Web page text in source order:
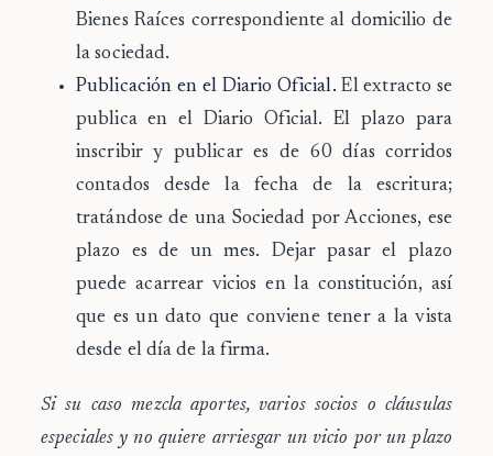
Bienes Raíces correspondiente al domicilio de
la sociedad.
Publicación en el Diario Oficial. El extracto se
publica en el Diario Oficial. El plazo para
inscribir y publicar es de 60 días corridos
contados desde la fecha de la escritura;
tratándose de una Sociedad por Acciones, ese
plazo es de un mes. Dejar pasar el plazo
puede acarrear vicios en la constitución, así
que es un dato que conviene tener a la vista
desde el día de la firma.
Si su caso mezcla aportes, varios socios o cláusulas
especiales y no quiere arriesgar un vicio por un plazo